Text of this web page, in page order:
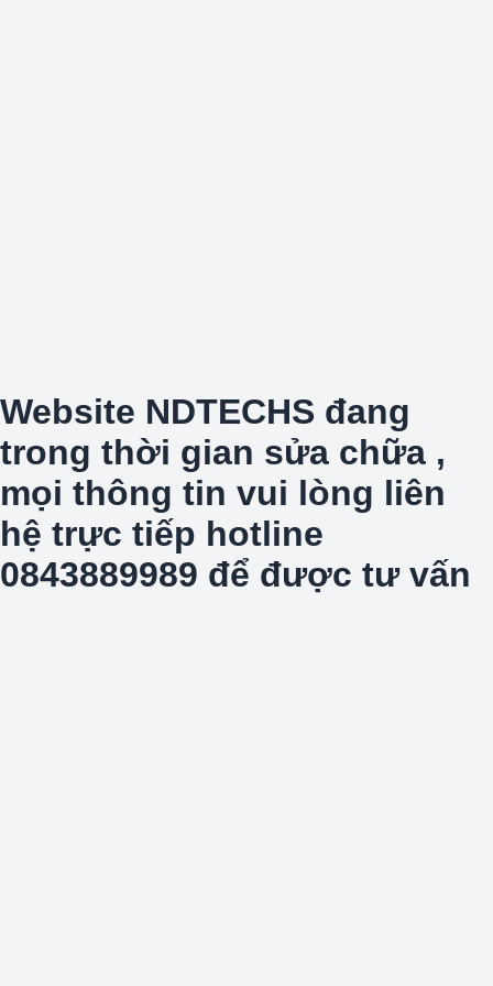
Website NDTECHS đang
trong thời gian sửa chữa ,
mọi thông tin vui lòng liên
hệ trực tiếp hotline
0843889989 để được tư vấn